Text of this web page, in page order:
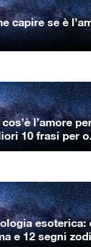
capire se è
l’amore
10 frasi per
esoterica:
e 12 segni